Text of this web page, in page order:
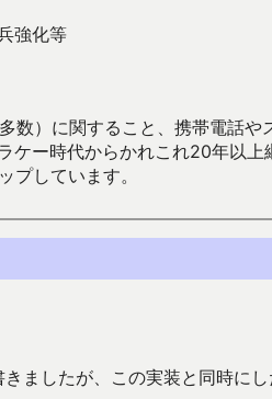
強化等
数）に関すること、携帯電話
ケー時代からかれこれ20年
しています。
きましたが、この実装と同時にし